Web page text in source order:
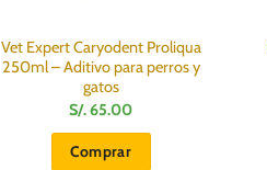
producto
Vet Expert Caryodent Proliqua
250ml – Aditivo para perros y
gatos
S/.65.00
Comprar